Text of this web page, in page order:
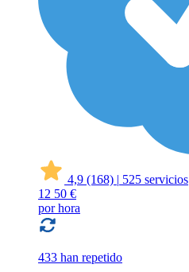
4,9 (168) | 525 servicios
12 50 €
por hora
433 han repetido